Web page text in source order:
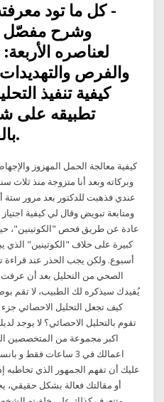
كل ما تود
لعناصره
والفرص
كيفية تنفيذ
تطبيقه على
بالفعل كأمثلة توضيحية.
كيفية معالجة الحمل المهزوز
وبركاته وبعد أنا متزوجة منذ
عندي فذهبت للدكتور بعد مرور
ومتابعة تبويض وقال لي كيفية اجتياز
عادة عن طريق فحص "الكوتينين"،
كبيرة على خلاف "الكوتينين"
أسبوع. ولكن يجب الحذر عند
الصحي من التحليل بعد أن عرفت
يُفيدك سيذكره لك الطبيب، لا تقم
كيف تجعل التحليل الاحصائي
تقوم بالتحليل الاحصائي؟ لا يوجد
اكبر مجموعة من المتخصصين
اعمالك في 3 ساعات
عليك أن تفهم الجمهور الذي تخاطبه
أو مقالتك فعالة بشكل حقيقي،